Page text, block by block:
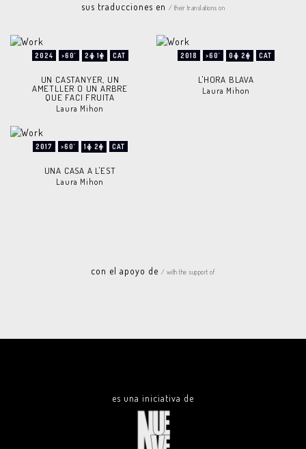
sus traducciones en / their translations on
2024 >60' 2 1 CAT
UN CASTANYER, UN
AMETLLER O UN ARBRE
QUE FACI FRUITA
Laura Mihon
2018 >60' 0 2 CAT
L'HORA BLAVA
Laura Mihon
2017 >60' 1 2 CAT
UNA CASA A L'EST
Laura Mihon
con el apoyo de / with the support of
es una iniciativa de